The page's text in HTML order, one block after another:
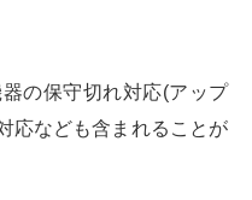
の保守切れ対応(アップ
応なども含まれることが